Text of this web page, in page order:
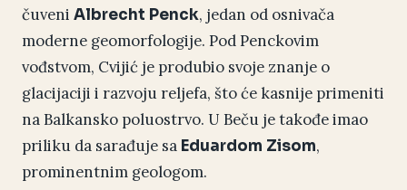
čuveni Albrecht Penck, jedan od osnivača
moderne geomorfologije. Pod Penckovim
vođstvom, Cvijić je produbio svoje znanje o
glacijaciji i razvoju reljefa, što će kasnije primeniti
na Balkansko poluostrvo. U Beču je takođe imao
priliku da sarađuje sa Eduardom Zisom,
prominentnim geologom.